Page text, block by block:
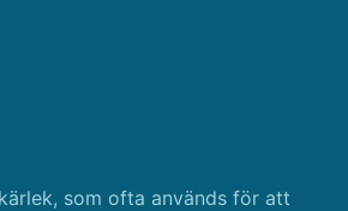
som ofta används för att